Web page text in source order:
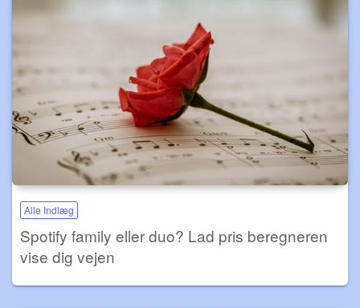
Alle Indlæg
Spotify family eller duo? Lad pris beregneren
vise dig vejen